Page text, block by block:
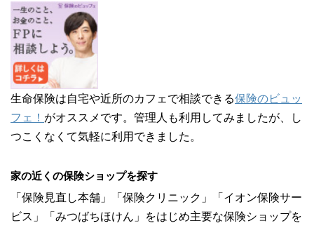
生命保険は自宅や近所のカフェで相談できる保険のビュッ
フェ！ がオススメです。管理人も利用してみましたが、し
つこくなくて気軽に利用できました。
家の近くの保険ショップを探す
「保険見直し本舗」「保険クリニック」「イオン保険サー
ビス」「みつばちほけん」をはじめ主要な保険ショップを